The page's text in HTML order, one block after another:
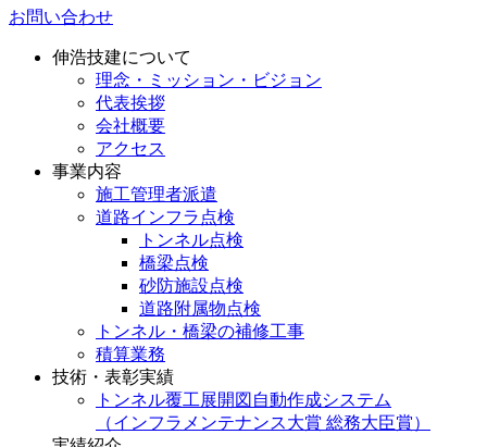
お問い合わせ
伸浩技建について
理念・ミッション・ビジョン
代表挨拶
会社概要
アクセス
事業内容
施工管理者派遣
道路インフラ点検
トンネル点検
橋梁点検
砂防施設点検
道路附属物点検
トンネル・橋梁の補修工事
積算業務
技術・表彰実績
トンネル覆工展開図自動作成システム
（インフラメンテナンス大賞 総務大臣賞）